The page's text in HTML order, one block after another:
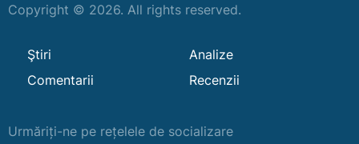
Copyright © 2026. All rights reserved.
Ştiri
Analize
Comentarii
Recenzii
Urmăriți-ne pe rețelele de socializare